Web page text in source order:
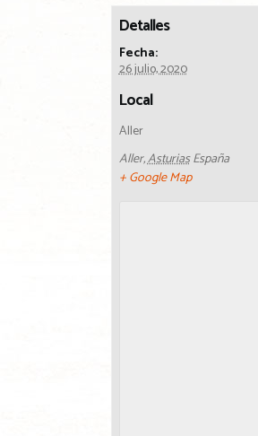
Detalles
Fecha:
26 julio, 2020
Local
Aller
Aller,AsturiasEspaña
+ Google Map